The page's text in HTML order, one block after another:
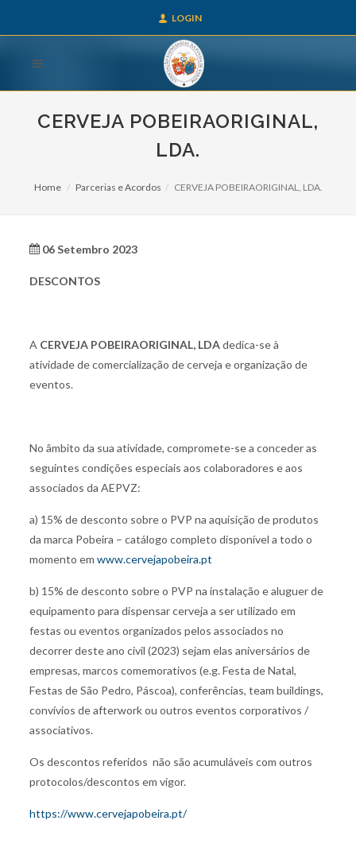
LOGIN
CERVEJA POBEIRAORIGINAL,
LDA.
Home Parcerias e Acordos CERVEJA POBEIRAORIGINAL, LDA.
06 Setembro 2023
DESCONTOS
A CERVEJA POBEIRAORIGINAL, LDAdedica-se à
atividade de comercialização de cerveja e organização de
eventos.
No âmbito da sua atividade, compromete-se a conceder as
seguintes condições especiais aos colaboradores e aos
associados da AEPVZ:
a) 15% de desconto sobre o PVP na aquisição de produtos
da marca Pobeira – catálogo completo disponível a todo o
momento emwww.cervejapobeira.pt
b) 15% de desconto sobre o PVP na instalação e aluguer de
equipamento para dispensar cerveja a ser utilizado em
festas ou eventos organizados pelos associados no
decorrer deste ano civil (2023) sejam elas aniversários de
empresas, marcos comemorativos (e.g. Festa de Natal,
Festas de São Pedro, Páscoa), conferências, team buildings,
convívios de afterwork ou outros eventos corporativos /
associativos.
Os descontos referidos não são acumuláveis com outros
protocolos/descontos em vigor.
https://www.cervejapobeira.pt/